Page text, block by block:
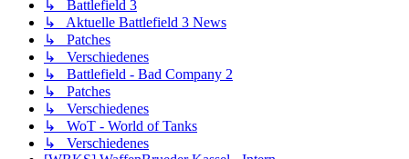
↳ Battlefield 3
↳ Aktuelle Battlefield 3 News
↳ Patches
↳ Verschiedenes
↳ Battlefield - Bad Company 2
↳ Patches
↳ Verschiedenes
↳ WoT - World of Tanks
↳ Verschiedenes